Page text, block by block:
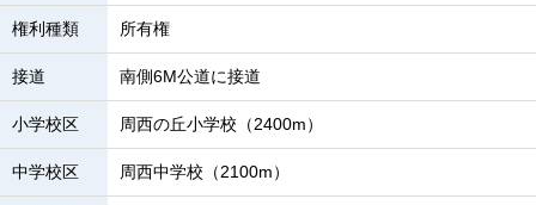
権利種類 所有権
接道 南側6M公道に接道
小学校区 周西の丘小学校（2400m）
中学校区 周西中学校（2100m）